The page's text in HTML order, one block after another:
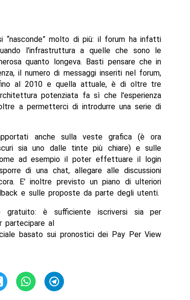
“nasconde” molto di più: il forum ha infatti
l'infrastruttura a quelle che sono le
quanto longeva. Basti pensare che in
il numero di messaggi inseriti nel forum,
al 2010 e quella attuale, è di oltre tre
potenziata fa sì che l'esperienza
a permetterci di introdurre una serie di
anche sulla veste grafica (è ora
sia uno dalle tinte più chiare) e sulle
ad esempio il poter effettuare il login
di una chat, allegare alle discussioni
E' inoltre previsto un piano di ulteriori
e sulle proposte da parte degli utenti.
gratuito: è sufficiente iscriversi sia per
partecipare al
basato sui pronostici dei Pay Per View